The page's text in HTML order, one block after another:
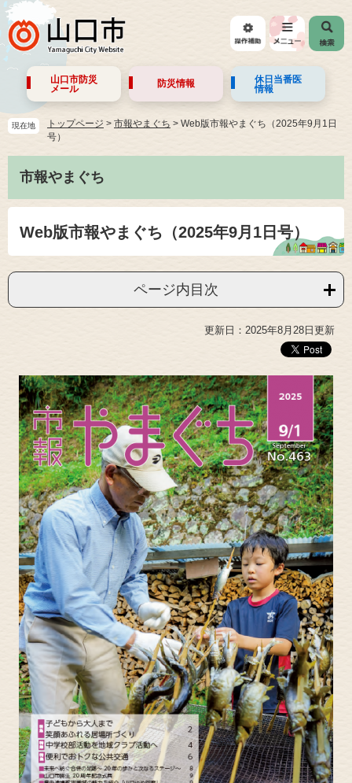
山口市防災
メール
防災情報
休日当番医
情報
現在地 トップページ > 市報やまぐち > Web版市報やまぐち（2025年9月1日
号）
市報やまぐち
Web版市報やまぐち（2025年9月1日号）
ページ内目次
更新日：2025年8月28日更新